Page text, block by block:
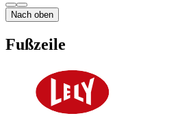
Nach oben
Fußzeile